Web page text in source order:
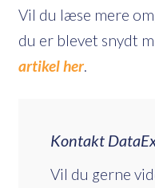
Vil du læse mere
du er blevet snydt
artikel her.
Kontakt
Vil du gerne